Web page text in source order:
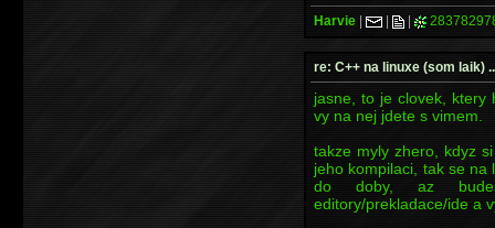
Harvie | | |
re: C++ na linuxe (som laik)
jasne, to je clovek, ktery
vy na nej jdete s vimem.
takze myly zhero, kdyz
jeho kompilaci, tak se na
do doby, az
editory/prekladace/ide a